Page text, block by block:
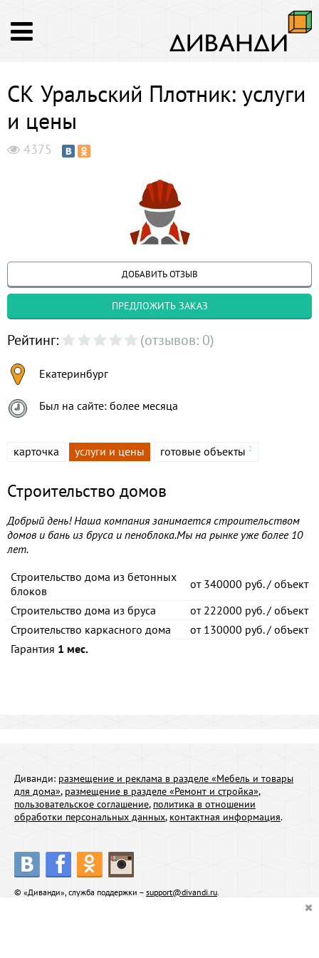
СК Уральский Плотник: услуги
и цены
4375
ДОБАВИТЬ ОТЗЫВ
ПРЕДЛОЖИТЬ ЗАКАЗ
Рейтинг: (отзывов: 0)
Екатеринбург
Был на сайте: более месяца
карточка услуги и цены готовые объекты 2
Строительство домов
Добрый день! Наша компания занимается строительством
домов и бань из бруса и пеноблока.Мы на рынке уже более 10
лет.
Строительство дома из бетонных
блоков
от340000 руб. / объект
Строительство дома из бруса
от222000 руб. / объект
Строительство каркасного дома
от130000 руб. / объект
Гарантия 1 мес.
Диванди: размещение и реклама в разделе «Мебель и товары
для дома», размещение в разделе «Ремонт и стройка»,
пользовательское соглашение, политика в отношении
обработки персональных данных, контактная информация.
© «Диванди», служба поддержки – support@divandi.ru.